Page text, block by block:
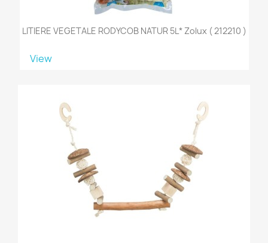
LITIERE VEGETALE RODYCOB NATUR 5L* Zolux ( 212210 )
View